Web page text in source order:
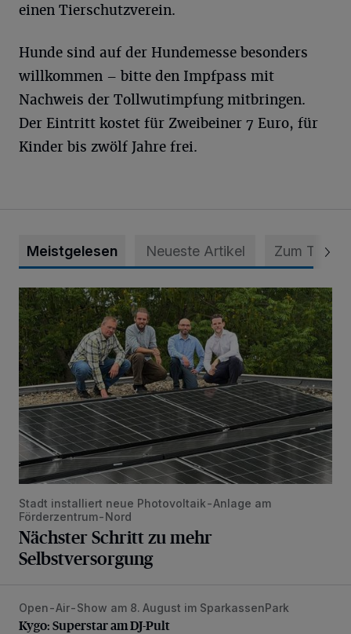
einen Tierschutzverein.
Hunde sind auf der Hundemesse besonders
willkommen – bitte den Impfpass mit
Nachweis der Tollwutimpfung mitbringen.
Der Eintritt kostet für Zweibeiner 7 Euro, für
Kinder bis zwölf Jahre frei.
Meistgelesen Neueste Artikel Zum Thema
Nächster Schritt zu mehr Selbstversorgung
Stadt installiert neue Photovoltaik-Anlage am
Förderzentrum-Nord
Nächster Schritt zu mehr
Selbstversorgung
Kygo: Superstar am DJ-Pult
Open-Air-Show am 8. August im SparkassenPark
Kygo: Superstar am DJ-Pult